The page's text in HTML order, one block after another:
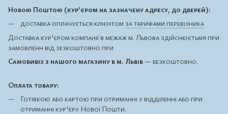
Новою Поштою (кур'єром на зазначену адресу, до дверей):
доставка оплачується клієнтом за тарифами перевізника
Доставка кур'єром компанії в межаж м. Львова здійснюєтьмя при
замовленн від зезкоштовно при
Самовивіз з нашого магазину в м. Львів— безкоштовно.
Оплата товару:
Готівкою або картою при отриманні у відділенні або при
отриманні кур'єру Нової Пошти.